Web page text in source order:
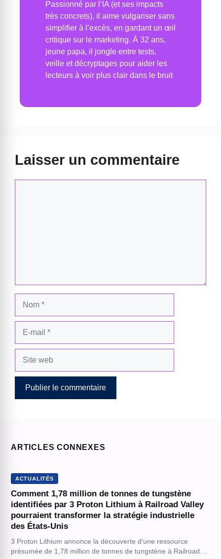
Passionné par l’IA (et ses impacts
très concrets), il aime vulgariser sans
simplifier à l’excès, en gardant un œil
critique sur le marketing. À 32 ans,
jeune papa, il jongle entre tests,
veille et décryptages pour aider les
lecteurs à voir plus clair dans le bruit
Laisser un commentaire
ARTICLES CONNEXES
ACTUALITÉS
Comment 1,78 million de tonnes de tungstène
identifiées par 3 Proton Lithium à Railroad Valley
pourraient transformer la stratégie industrielle
des États-Unis
3 Proton Lithium annonce la découverte d'une ressource
présumée de 1,78 million de tonnes de tungstène à Railroad…